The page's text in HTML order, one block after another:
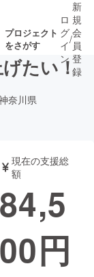
プロジェクト
をさがす
ゲーム・サ
ロ
グ
イ
ン
/
新
規
会
員
登
録
たい！
奈川県
現在の支援総
額
84,5
00円